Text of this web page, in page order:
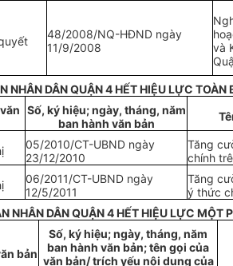
48/2008/NQ-HĐND ngày
11/9/2008
và
NHÂN DÂN QUẬN 4 HẾT HIỆULỰC TOÀN
Số, ký hiệu; ngày, tháng, năm
ban hành văn bản
05/2010/CT-UBND ngày
23/12/2010
Tăng
chính
06/2011/CT-UBND ngày
12/5/2011
Tăng
ý thức
NHÂN DÂN QUẬN 4 HẾTHIỆULỰC MỘT
bản
Số, ký hiệu; ngày, tháng, năm
ban hành văn bản; tên gọi của
văn bản/ trích yếu nội dung của